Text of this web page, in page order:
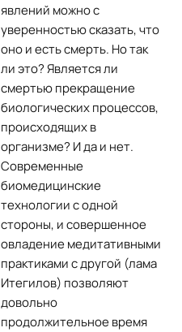
явлений можно с
уверенностью сказать, что
оно и есть смерть. Но так
ли это? Является ли
смертью прекращение
биологических процессов,
происходящих в
организме? И да и нет.
Современные
биомедицинские
технологии с одной
стороны, и совершенное
овладение медитативными
практиками с другой (лама
Итегилов) позволяют
довольно
продолжительное время